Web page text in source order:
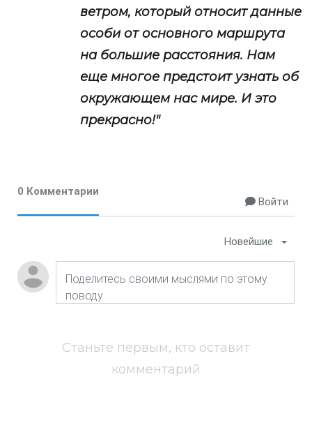
ветром, который относит данные
особи от основного маршрута
на большие расстояния. Нам
еще многое предстоит узнать об
окружающем нас мире. И это
прекрасно!"
0 Комментарии
Войти
Новейшие
Станьте первым, кто оставит
комментарий